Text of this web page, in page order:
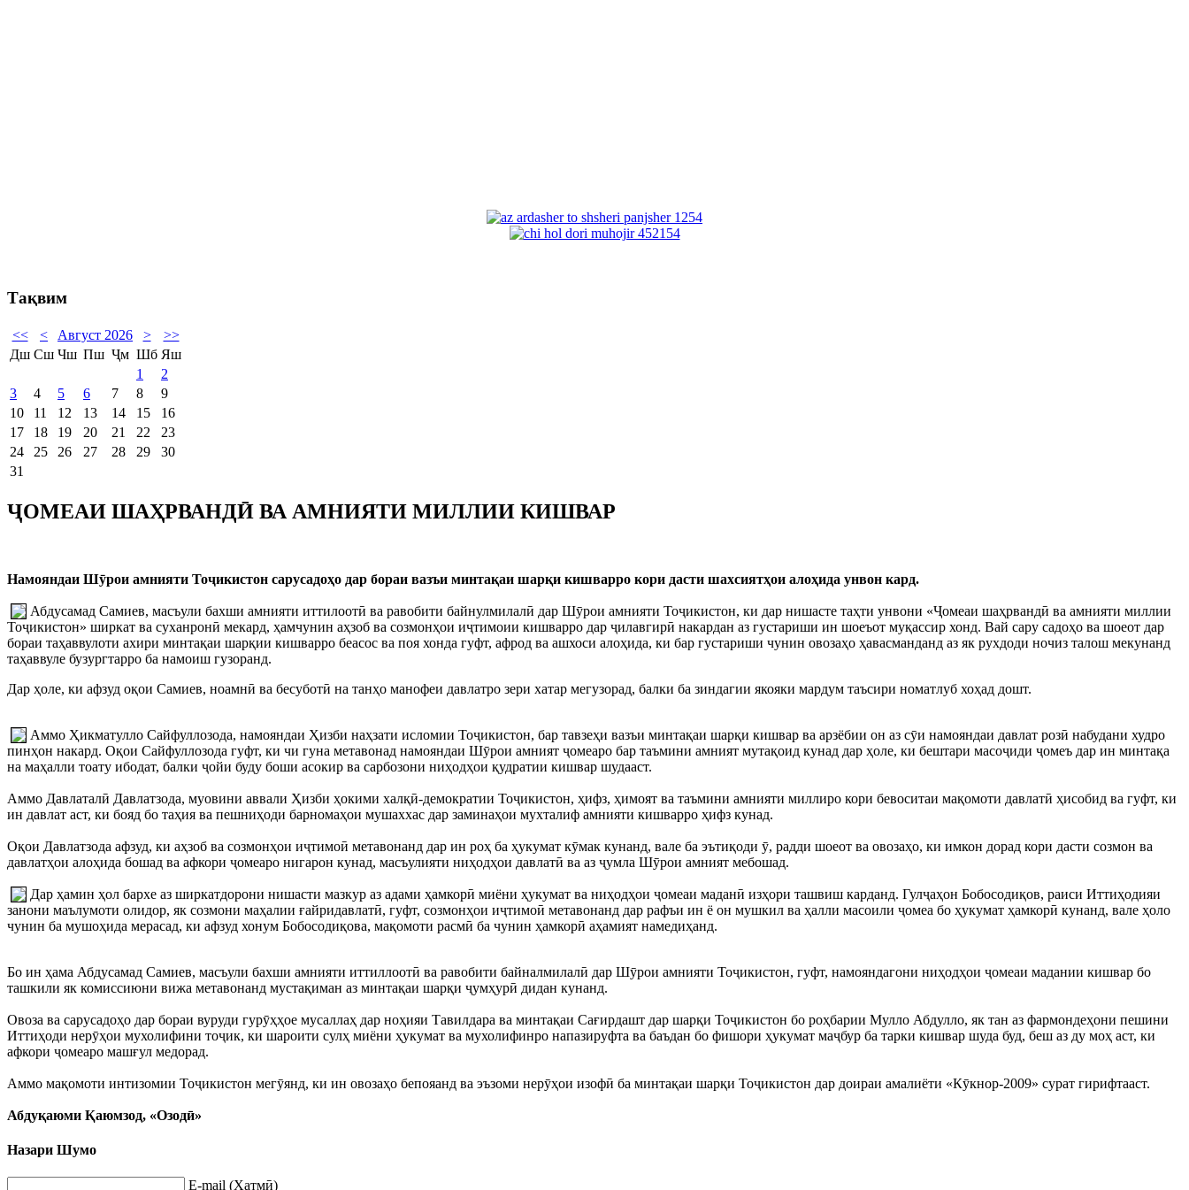
Тақвим
<< < Август 2026 >
>>
Дш Сш Чш Пш Ҷм Шб Яш
1
2
3
4 5 6 7 8
9
10
11 12 13 14 15
16
17
18 19 20 21 22
23
24
25 26 27 28 29
30
31
ҶОМЕАИ ШАҲРВАНДӢ ВА АМНИЯТИ МИЛЛИИ КИШВАР
Намояндаи Шӯрои амнияти Тоҷикистон сарусадоҳо дар бораи вазъи минтақаи шарқи кишварро кори дасти шахсиятҳои алоҳида унвон кард.
Абдусамад Самиев, масъули бахши амнияти иттилоотӣ ва равобити байнулмилалӣ дар Шӯрои амнияти Тоҷикистон, ки дар нишасте таҳти унвони «Ҷомеаи шаҳрвандӣ ва амнияти миллии
Тоҷикистон» ширкат ва суханронӣ мекард, ҳамчунин аҳзоб ва созмонҳои иҷтимоии кишварро дар ҷилавгирӣ накардан аз густариши ин шоеъот муқассир хонд. Вай сару садоҳо ва шоеот дар
бораи таҳаввулоти ахири минтақаи шарқии кишварро беасос ва поя хонда гуфт, афрод ва ашхоси алоҳида, ки бар густариши чунин овозаҳо ҳавасманданд аз як рухдоди ночиз талош мекунанд
таҳаввуле бузургтарро ба намоиш гузоранд.
Дар ҳоле, ки афзуд оқои Самиев, ноамнӣ ва бесуботӣ на танҳо манофеи давлатро зери хатар мегузорад, балки ба зиндагии якояки мардум таъсири номатлуб хоҳад дошт.
Аммо Ҳикматулло Сайфуллозода, намояндаи Ҳизби наҳзати исломии Тоҷикистон, бар тавзеҳи вазъи минтақаи шарқи кишвар ва арзёбии он аз сӯи намояндаи давлат розӣ набудани худро
пинҳон накард. Оқои Сайфуллозода гуфт, ки чи гуна метавонад намояндаи Шӯрои амният ҷомеаро бар таъмини амният мутақоид кунад дар ҳоле, ки бештари масоҷиди ҷомеъ дар ин минтақа
на маҳалли тоату ибодат, балки ҷойи буду боши асокир ва сарбозони ниҳодҳои қудратии кишвар шудааст.
Аммо Давлаталӣ Давлатзода, муовини аввали Ҳизби ҳокими халқӣ-демократии Тоҷикистон, ҳифз, ҳимоят ва таъмини амнияти миллиро кори бевоситаи мақомоти давлатӣ ҳисобид ва гуфт, ки
ин давлат аст, ки бояд бо таҳия ва пешниҳоди барномаҳои мушаххас дар заминаҳои мухталиф амнияти кишварро ҳифз кунад.
Оқои Давлатзода афзуд, ки аҳзоб ва созмонҳои иҷтимоӣ метавонанд дар ин роҳ ба ҳукумат кӯмак кунанд, вале ба эътиқоди ӯ, радди шоеот ва овозаҳо, ки имкон дорад кори дасти созмон ва
давлатҳои алоҳида бошад ва афкори ҷомеаро нигарон кунад, масъулияти ниҳодҳои давлатӣ ва аз ҷумла Шӯрои амният мебошад.
Дар ҳамин ҳол бархе аз ширкатдорони нишасти мазкур аз адами ҳамкорӣ миёни ҳукумат ва ниҳодҳои ҷомеаи маданӣ изҳори ташвиш карданд. Гулҷаҳон Бобосодиқов, раиси Иттиҳодияи
занони маълумоти олидор, як созмони маҳалии ғайридавлатӣ, гуфт, созмонҳои иҷтимоӣ метавонанд дар рафъи ин ё он мушкил ва ҳалли масоили ҷомеа бо ҳукумат ҳамкорӣ кунанд, вале ҳоло
чунин ба мушоҳида мерасад, ки афзуд хонум Бобосодиқова, мақомоти расмӣ ба чунин ҳамкорӣ аҳамият намедиҳанд.
Бо ин ҳама Абдусамад Самиев, масъули бахши амнияти иттиллоотӣ ва равобити байналмилалӣ дар Шӯрои амнияти Тоҷикистон, гуфт, намояндагони ниҳодҳои ҷомеаи мадании кишвар бо
ташкили як комиссиюни вижа метавонанд мустақиман аз минтақаи шарқи ҷумҳурӣ дидан кунанд.
Овоза ва сарусадоҳо дар бораи вуруди гурӯҳҳое мусаллаҳ дар ноҳияи Тавилдара ва минтақаи Сағирдашт дар шарқи Тоҷикистон бо роҳбарии Мулло Абдулло, як тан аз фармондеҳони пешини
Иттиҳоди нерӯҳои мухолифини тоҷик, ки шароити сулҳ миёни ҳукумат ва мухолифинро напазируфта ва баъдан бо фишори ҳукумат маҷбур ба тарки кишвар шуда буд, беш аз ду моҳ аст, ки
афкори ҷомеаро машғул медорад.
Аммо мақомоти интизомии Тоҷикистон мегӯянд, ки ин овозаҳо бепояанд ва эъзоми нерӯҳои изофӣ ба минтақаи шарқи Тоҷикистон дар доираи амалиёти «Кӯкнор-2009» сурат гирифтааст.
Абдуқаюми Қаюмзод, «Озодӣ»
Назари Шумо
E-mail (Ҳатмӣ)